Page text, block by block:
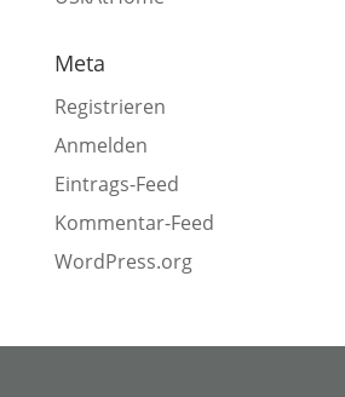
Meta
Registrieren
Anmelden
Eintrags-Feed
Kommentar-Feed
WordPress.org